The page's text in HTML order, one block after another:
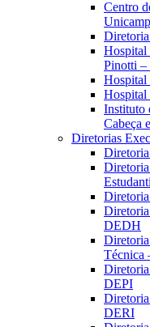
Centro
Hospital
Pinotti
Hospital
Hospital
Instituto
Cabeça
Diretorias
DEDH
Técnica
DEPI
DERI